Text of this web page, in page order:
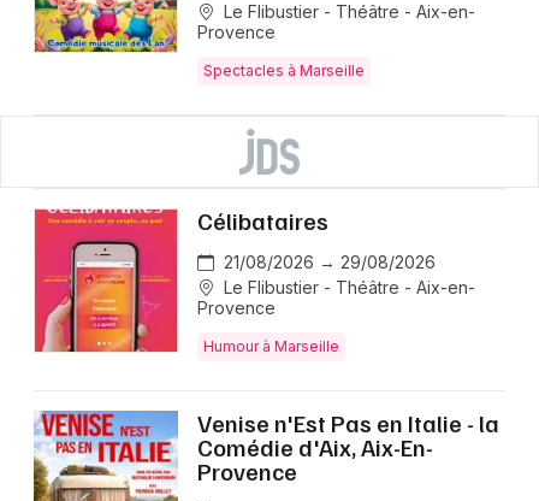
Le Flibustier - Théâtre - Aix-en-
Provence
Spectacles à Marseille
Célibataires
21/08/2026 → 29/08/2026
Le Flibustier - Théâtre - Aix-en-
Provence
Humour à Marseille
Venise n'Est Pas en Italie - la
Comédie d'Aix, Aix-En-
Provence